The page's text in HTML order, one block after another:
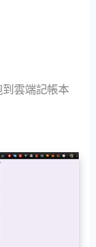
雲端記帳本